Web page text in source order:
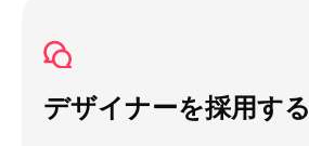
デザイナーを採用する